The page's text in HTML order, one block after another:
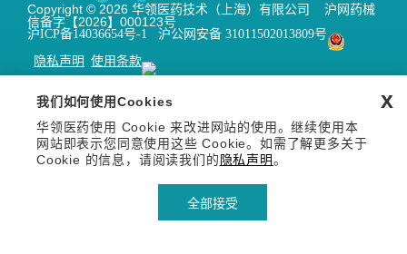
Copyright © 2026 华领医药技术（上海）有限公司 沪网药械
信备字【2026】000123号
沪ICP备14036654号-1
沪公网安备 31011502013809号
隐私声明 使用条款
我们如何使用Cookies
华领医药使用 Cookie 来改进网站的使用。继续使用本
网站即表示您同意使用这些 Cookie。如需了解更多关于
Cookie 的信息，请阅读我们的 隐私声明。
全部接受
x